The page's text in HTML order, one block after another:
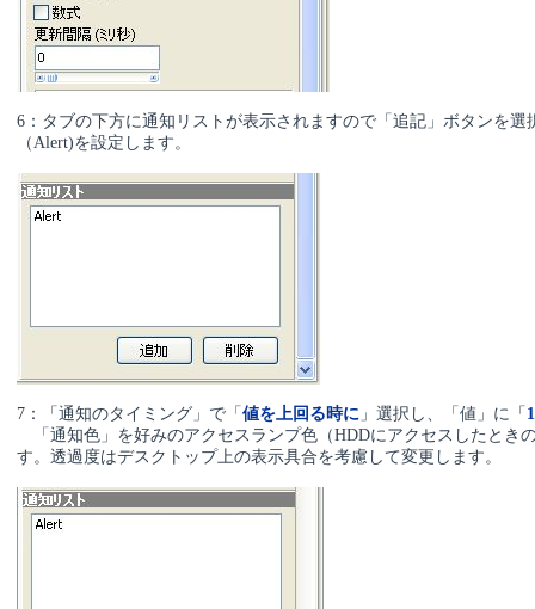
6：タブの下方に通知リストが表示されますので「追記」ボタンを選
（Alert)を設定します。
7：「通知のタイミング」で「 値を上回る時に 」選択し、「値」に「 1
「通知色」を好みのアクセスランプ色（HDDにアクセスしたとき
す。透過度はデスクトップ上の表示具合を考慮して変更します。